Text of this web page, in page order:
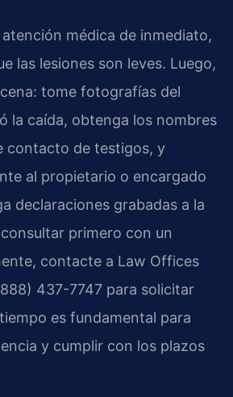
médica de inmediato,
las lesiones son leves. Luego,
tome fotografías del
la caída, obtenga los nombres
contacto de testigos, y
al propietario o encargado
declaraciones grabadas a la
primero con un
contacte a Law Offices
437-7747 para solicitar
es fundamental para
y cumplir con los plazos